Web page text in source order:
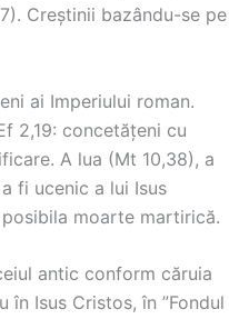
Creștinii bazându-se pe
ai Imperiului roman.
2,19: concetățeni cu
A lua (Mt 10,38), a
fi ucenic a lui Isus
moarte martirică.
antic conform căruia
Isus Cristos, în ”Fondul